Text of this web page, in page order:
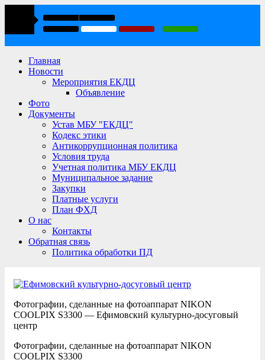
Главная
Новости
Мероприятия ЕКДЦ
Объявление
Фото
Документы
Устав МБУ "ЕКДЦ"
Кодекс этики
Антикоррупционная политика
Условия труда
Учетная политика МБУ ЕКДЦ
Муниципальное задание
Закупки
Платные услуги
План ФХД
О нас
Контакты
Обратная связь
Политика обработки ПД
Фотографии, сделанные на фотоаппарат NIKON
COOLPIX S3300 — Ефимовский культурно-досуговый
центр
Фотографии, сделанные на фотоаппарат NIKON
COOLPIX S3300